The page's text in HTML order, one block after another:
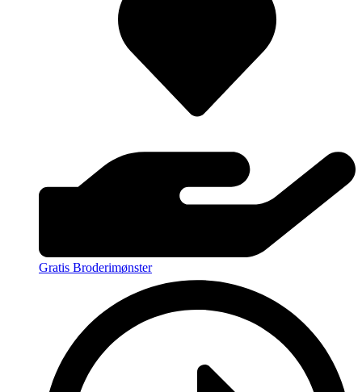
Gratis Broderimønster